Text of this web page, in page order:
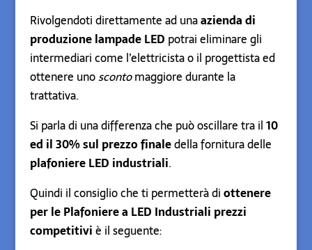
Rivolgendoti direttamente ad unaazienda di
produzione lampade LED potrai eliminare gli
intermediari come l’elettricista o il progettista ed
ottenere unoscontomaggiore durante la
trattativa.
Si parla di una differenza che può oscillare tra il10
ed il 30% sul prezzo finaledella fornitura delle
plafoniere LED industriali.
Quindi il consiglio che ti permetterà diottenere
per le Plafoniere a LED Industriali prezzi
competitiviè il seguente: